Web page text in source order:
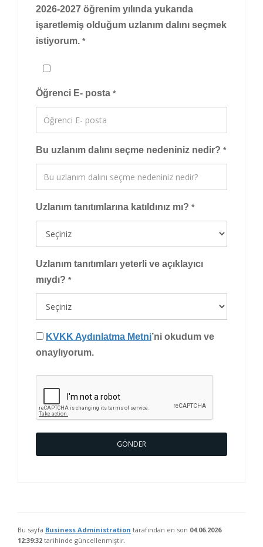
2026-2027 öğrenim yılında yukarıda
işaretlemiş olduğum uzlanım dalını seçmek
istiyorum. *
Öğrenci E- posta *
Bu uzlanım dalını seçme nedeniniz nedir? *
Uzlanım tanıtımlarına katıldınız mı? *
Uzlanım tanıtımları yeterli ve açıklayıcı
mıydı? *
KVKK Aydınlatma Metni’ni okudum ve
onaylıyorum.
GÖNDER
Bu sayfa Business Administration tarafından en son 04.06.2026
12:39:32 tarihinde güncellenmiştir.